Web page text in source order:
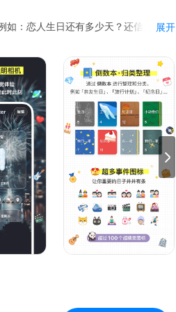
如：恋人生日还有多少天？还信用卡还
数日期
展开